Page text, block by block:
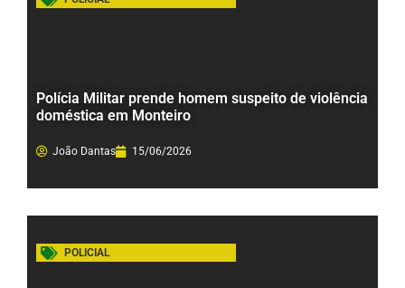
Polícia Militar prende homem suspeito de violência
doméstica em Monteiro
João Dantas 15/06/2026
POLICIAL